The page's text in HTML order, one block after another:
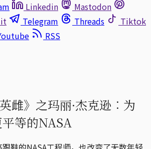
Linkedin
Mastodon
Telegram Threads
Tiktok
RSS
雌》之玛丽·杰克逊︰为
等的NASA